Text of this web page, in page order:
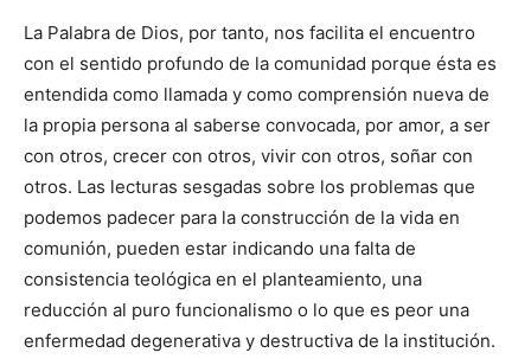
La Palabra de Dios, por tanto, nos facilita el encuentro
con el sentido profundo de la comunidad porque ésta es
entendida como llamada y como comprensión nueva de
la propia persona al saberse convocada, por amor, a ser
con otros, crecer con otros, vivir con otros, soñar con
otros. Las lecturas sesgadas sobre los problemas que
podemos padecer para la construcción de la vida en
comunión, pueden estar indicando una falta de
consistencia teológica en el planteamiento, una
reducción al puro funcionalismo o lo que es peor una
enfermedad degenerativa y destructiva de la institución.